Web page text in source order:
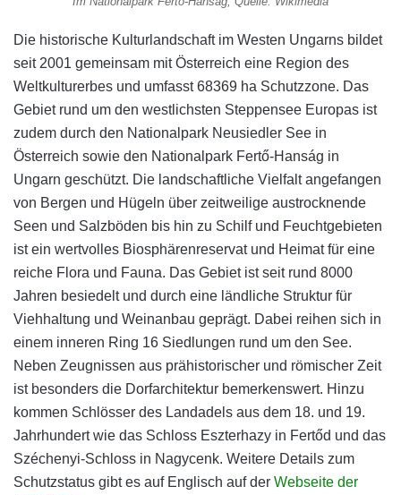
Die historische Kulturlandschaft im Westen Ungarns bildet
seit 2001 gemeinsam mit Österreich eine Region des
Weltkulturerbes und umfasst 68369 ha Schutzzone. Das
Gebiet rund um den westlichsten Steppensee Europas ist
zudem durch den Nationalpark Neusiedler See in
Österreich sowie den Nationalpark Fertő-Hanság in
Ungarn geschützt. Die landschaftliche Vielfalt angefangen
von Bergen und Hügeln über zeitweilige austrocknende
Seen und Salzböden bis hin zu Schilf und Feuchtgebieten
ist ein wertvolles Biosphärenreservat und Heimat für eine
reiche Flora und Fauna. Das Gebiet ist seit rund 8000
Jahren besiedelt und durch eine ländliche Struktur für
Viehhaltung und Weinanbau geprägt. Dabei reihen sich in
einem inneren Ring 16 Siedlungen rund um den See.
Neben Zeugnissen aus prähistorischer und römischer Zeit
ist besonders die Dorfarchitektur bemerkenswert. Hinzu
kommen Schlösser des Landadels aus dem 18. und 19.
Jahrhundert wie das Schloss Eszterhazy in Fertőd und das
Széchenyi-Schloss in Nagycenk. Weitere Details zum
Schutzstatus gibt es auf Englisch auf der Webseite der